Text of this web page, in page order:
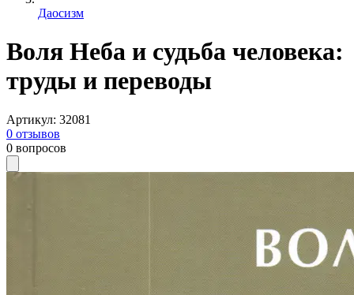
Даосизм
Воля Неба и судьба человека:
труды и переводы
Артикул: 32081
0 отзывов
0 вопросов